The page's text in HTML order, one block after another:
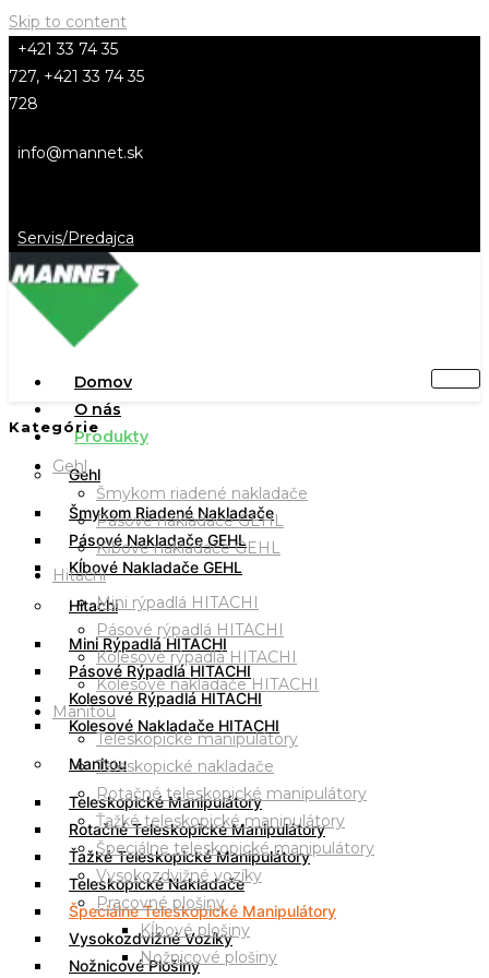
Skip to content
+421 33 74 35
727, +421 33 74 35
728
info@mannet.sk
Servis/Predajca
Domov
O nás
Produkty
Gehl
Šmykom Riadené Nakladače
Pásové Nakladače GEHL
Kĺbové Nakladače GEHL
Hitachi
Mini Rýpadlá HITACHI
Pásové Rýpadlá HITACHI
Kolesové Rýpadlá HITACHI
Kolesové Nakladače HITACHI
Manitou
Teleskopické Manipulátory
Rotačné Teleskopické Manipulátory
Ťažké Teleskopické Manipulátory
Teleskopické Nakladače
Špeciálne Teleskopické Manipulátory
Vysokozdvižné Vozíky
Nožnicové Plošiny
Kategórie
Gehl
Šmykom riadené nakladače
Pásové nakladače GEHL
Kĺbové nakladače GEHL
Hitachi
Mini rýpadlá HITACHI
Pásové rýpadlá HITACHI
Kolesové rýpadlá HITACHI
Kolesové nakladače HITACHI
Manitou
Teleskopické manipulátory
Teleskopické nakladače
Rotačné teleskopické manipulátory
Ťažké teleskopické manipulátory
Špeciálne teleskopické manipulátory
Vysokozdvižné vozíky
Pracovné plošiny
Kĺbové plošiny
Nožnicové plošiny